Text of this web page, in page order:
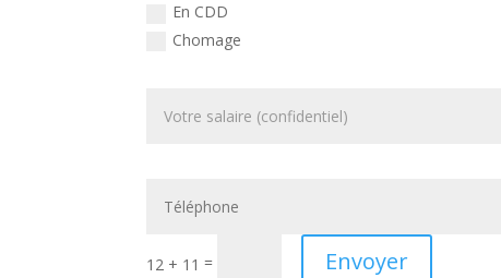
En CDD
Chomage
12 + 11 = Envoyer